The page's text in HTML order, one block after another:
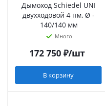
Дымоход Schiedel UNI
двухходовой 4 пм, Ø -
140/140 мм
Много
172 750₽/шт
В корзину